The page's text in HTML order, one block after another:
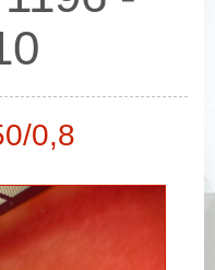
0,8